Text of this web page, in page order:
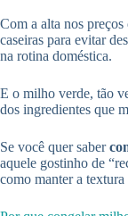
Com a alta nos preços
caseiras para evitar
na rotina doméstica.
E o milho verde, tão
dos ingredientes que
Se você quer saber
aquele gostinho de
como manter a